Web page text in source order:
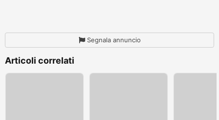
Segnala annuncio
Articoli correlati